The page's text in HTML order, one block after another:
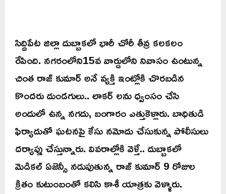
సిద్దిపేట జిల్లా దుబ్బాకలో భారీ చోరీ తీవ్ర కలకలం
రేపింది. నగరంలోని15వ వార్డులోని నివాసం ఉంటున్న
చింత రాజ్ కుమార్ అనే వ్యక్తి ఇంట్లోకి చొరబడిన
కొందరు దుండగులు.. లాకర్ లను ధ్వంసం చేసి
అందులో ఉన్న నగదు, బంగారం ఎత్తుకెళ్లారు. బాధితుడి
ఫిర్యాదుతో ఘటనపై కేసు నమోదు చేసుకున్న పోలీసులు
దర్యాప్తు చేస్తున్నారు. వివరాల్లోకి వెళ్తే.. దుబ్బాకలో
మెడికల్ ఏజెన్సీ నడుపుతున్న రాజ్ కుమార్ 9 రోజుల
క్రితం కుటుంబంతో కలిసి కాశీ యాత్రకు వెళ్ళారు.